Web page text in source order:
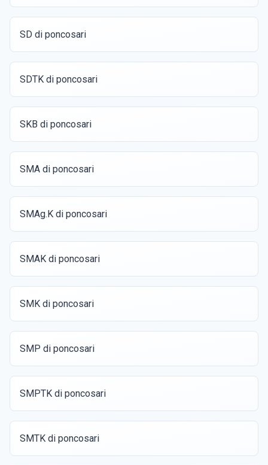
SD di poncosari
SDTK di poncosari
SKB di poncosari
SMA di poncosari
SMAg.K di poncosari
SMAK di poncosari
SMK di poncosari
SMP di poncosari
SMPTK di poncosari
SMTK di poncosari